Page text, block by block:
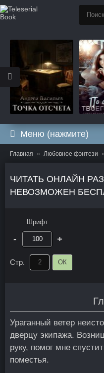
Меню (нажмите)
Главная Любовное фэнтези
ЧИТАТЬ ОНЛАЙН
НЕВОЗМОЖЕН
Шрифт
- +
Стр. ОК
Ураганный ветер
дверцу экипажа.
руку, помог мне
поместья.